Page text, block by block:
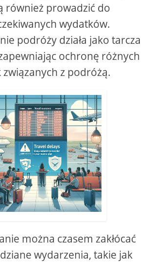
również prowadzić do
wydatków.
podróży działa jako tarcza
ochronę różnych
związanych z podróżą.
można czasem zakłócać
wydarzenia, takie jak